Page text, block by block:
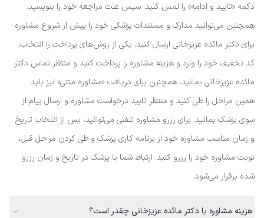
دکمه «تایید و ادامه» را لمس کنید. سپس علت مراجعه خود را بنویسید.
همچنین می‌توانید مدارک و مستندات پزشکی خود را پیش از شروع مشاوره
برای دکتر مائده عزیزخانی ارسال کنید. یکی از روش‌های پرداخت را انتخاب،
کد تخفیف خود را وارد و هزینه مشاوره را پرداخت کنید و منتظر تماس دکتر
مائده عزیزخانی بمانید. همچنین برای دریافت «مشاوره متنی» نیز باید
همین مراحل را طی کنید و منتظر تایید درخواست مشاوره و ارسال پیام از
سوی پزشک بمانید. برای رزرو مشاوره تلفنی می‌توانید، پس از انتخاب تاریخ
و زمان مناسب مشاوره خود از برنامه کاری پزشک و طی کردن مراحل قبل،
نوبت مشاوره خود را رزرو کنید. ارتباط شما با پزشک در تاریخ و زمان رزرو
شده برقرار می‌شود.
هزینه مشاوره با دکتر مائده عزیزخانی چقدر است؟